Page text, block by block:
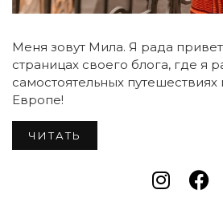
Меня зовут Мила. Я рада
страницах своего блога, где я
самостоятельных путешествиях
Европе!
ЧИТАТЬ